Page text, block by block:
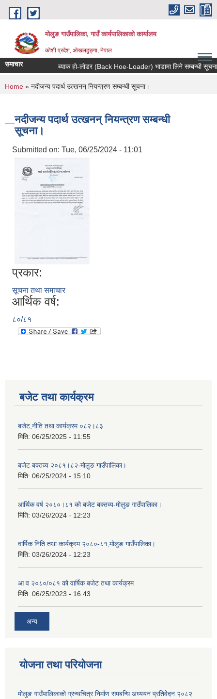
Skip to main content
मोलुङ गाउँपालिका, गाउँ कार्यपालिकाको कार्यालय
कोशी प्रदेश, ओखलढुङ्गा, नेपाल
समाचार ब्याक हाे-लाेडर (Back Hoe-Loader) भाडामा लिने सम्बन्धी सूचना
You are here
Home » नदीजन्य पदार्थ उत्खनन् नियन्त्रण सम्बन्धी सूचना।
नदीजन्य पदार्थ उत्खनन् नियन्त्रण सम्बन्धी
सूचना।
Submitted on: Tue, 06/25/2024 - 11:01
प्रकार:
सूचना तथा समाचार
आर्थिक वर्ष:
८०/८१
बजेट तथा कार्यक्रम
बजेट,नीति तथा कार्यक्रम ०८२।८३
मिति: 06/25/2025 - 11:55
बजेट बक्तव्य २०८१।८२-मोलुङ गाउँपालिका।
मिति: 06/25/2024 - 15:10
आर्थिक वर्ष २०८०।८१ को बजेट बक्तव्य-मोलुङ गाउँपालिका।
मिति: 03/26/2024 - 12:23
वार्षिक निति तथा कार्यक्रम २०८०-८१,मोलुङ गाउँपालिका।
मिति: 03/26/2024 - 12:23
आ व २०८०/०८१ को वार्षिक बजेट तथा कार्यक्रम
मिति: 06/25/2023 - 16:43
अन्य
योजना तथा परियोजना
मोलुङ गाउँपालिकाको ग्रन्थचित्र निर्माण समबन्धि अध्ययन प्रतिवेदन २०८२